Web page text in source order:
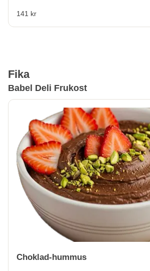
141 kr
Fika
Babel Deli Frukost
Choklad-hummus